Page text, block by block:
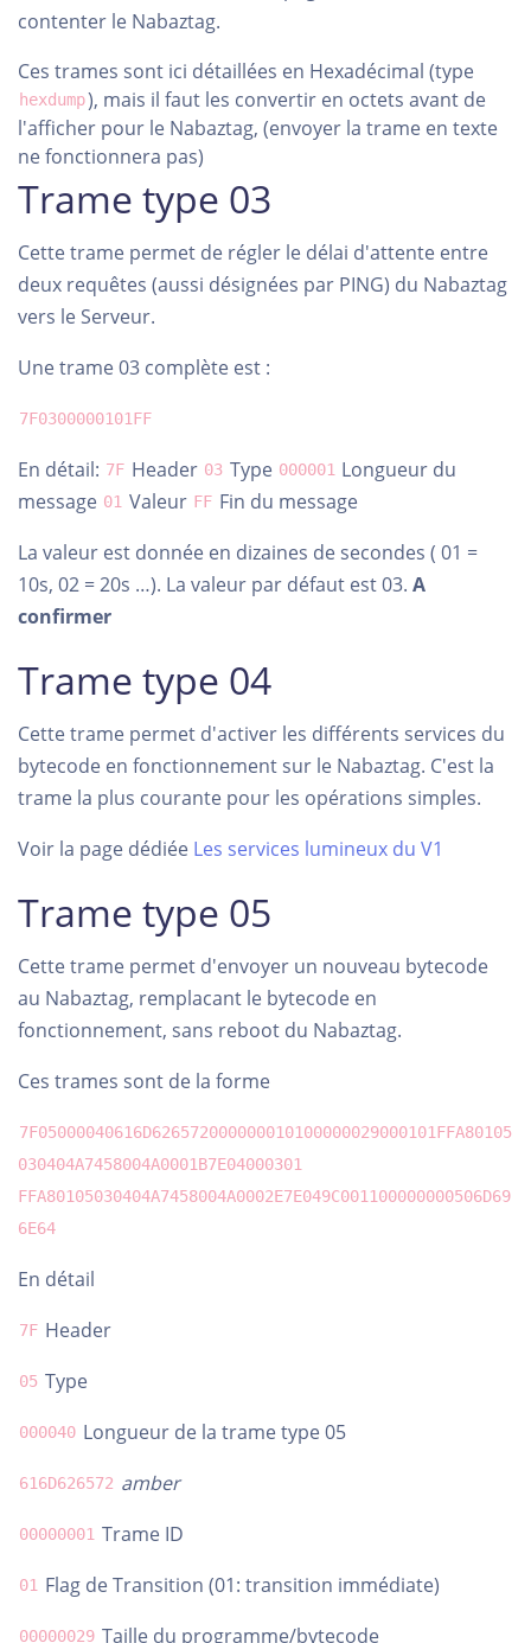
contenter le Nabaztag.
Ces trames sont ici détaillées en Hexadécimal (type
hexdump), mais il faut les convertir en octets avant de
l'afficher pour le Nabaztag, (envoyer la trame en texte
ne fonctionnera pas)
Trame type 03
Cette trame permet de régler le délai d'attente entre
deux requêtes (aussi désignées par PING) du Nabaztag
vers le Serveur.
Une trame 03 complète est :
7F0300000101FF
En détail: 7F Header 03 Type 000001 Longueur du
message 01 Valeur FF Fin du message
La valeur est donnée en dizaines de secondes ( 01 =
10s, 02 = 20s …). La valeur par défaut est 03. A
confirmer
Trame type 04
Cette trame permet d'activer les différents services du
bytecode en fonctionnement sur le Nabaztag. C'est la
trame la plus courante pour les opérations simples.
Voir la page dédiée Les services lumineux du V1
Trame type 05
Cette trame permet d'envoyer un nouveau bytecode
au Nabaztag, remplacant le bytecode en
fonctionnement, sans reboot du Nabaztag.
Ces trames sont de la forme
7F05000040616D626572000000010100000029000101FFA80105
030404A7458004A0001B7E04000301
FFA80105030404A7458004A0002E7E049C001100000000506D69
6E64
En détail
7F Header
05 Type
000040 Longueur de la trame type 05
616D626572 amber
00000001 Trame ID
01 Flag de Transition (01: transition immédiate)
00000029 Taille du programme/bytecode